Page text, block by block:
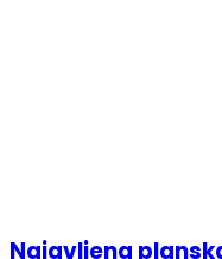
Najavljena